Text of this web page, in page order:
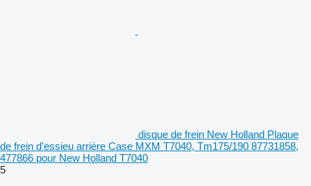
disque de frein New Holland Plaque
de frein d'essieu arrière Case MXM T7040, Tm175/190 87731858,
477866 pour New Holland T7040
5